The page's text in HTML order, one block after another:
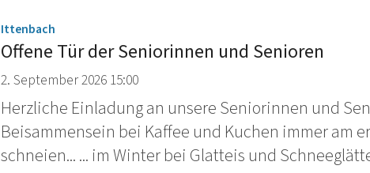
Ittenbach:
Offene Tür der Seniorinnen und Senioren
2. September 2026 15:00
Herzliche Einladung an unsere Seniorinnen und
Beisammensein bei Kaffee und Kuchen immer am
schneien... ... im Winter bei Glatteis und Schneeglätte